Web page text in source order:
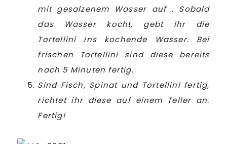
mit gesalzenem Wasser auf . Sobald
das Wasser kocht, gebt ihr die
Tortellini ins kochende Wasser. Bei
frischen Tortellini sind diese bereits
nach 5 Minuten fertig.
Sind Fisch, Spinat und Tortellini fertig,
richtet ihr diese auf einem Teller an.
Fertig!